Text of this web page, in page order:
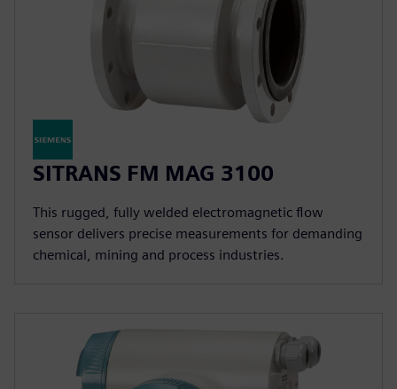
SITRANS FM MAG 3100
This rugged, fully welded electromagnetic flow
sensor delivers precise measurements for demanding
chemical, mining and process industries.